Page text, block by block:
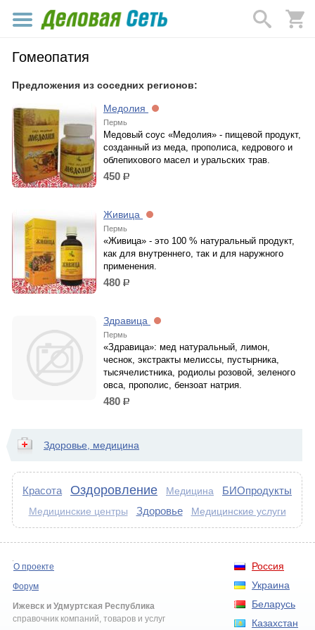
Гомеопатия
Предложения из соседних регионов:
Медолия
Пермь
Медовый соус «Медолия» - пищевой продукт,
созданный из меда, прополиса, кедрового и
облепихового масел и уральских трав.
450 р.
Живица
Пермь
«Живица» - это 100 % натуральный продукт,
как для внутреннего, так и для наружного
применения.
480 р.
Здравица
Пермь
«Здравица»: мед натуральный, лимон,
чеснок, экстракты мелиссы, пустырника,
тысячелистника, родиолы розовой, зеленого
овса, прополис, бензоат натрия.
480 р.
Здоровье, медицина
Красота Оздоровление Медицина БИОпродукты
Медицинские центры Здоровье Медицинские услуги
Россия
Украина
Беларусь
Казахстан
О проекте
Форум
Ижевск и Удмуртская Республика
справочник компаний, товаров и услуг